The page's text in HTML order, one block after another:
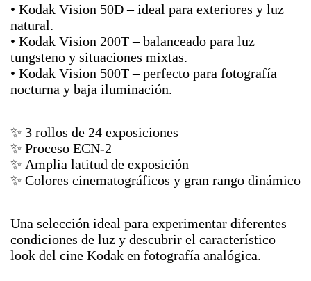
• Kodak Vision 50D – ideal para exteriores y luz
natural.
• Kodak Vision 200T – balanceado para luz
tungsteno y situaciones mixtas.
• Kodak Vision 500T – perfecto para fotografía
nocturna y baja iluminación.
✨ 3 rollos de 24 exposiciones
✨ Proceso ECN-2
✨ Amplia latitud de exposición
✨ Colores cinematográficos y gran rango dinámico
Una selección ideal para experimentar diferentes
condiciones de luz y descubrir el característico
look del cine Kodak en fotografía analógica.